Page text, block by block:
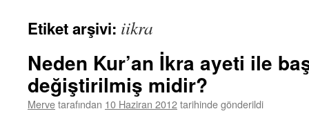
Etiket arşivi: iikra
Neden Kur’an İkra ayeti ile
değiştirilmiş midir?
Mervetarafından 10 Haziran 2012tarihinde gönderildi